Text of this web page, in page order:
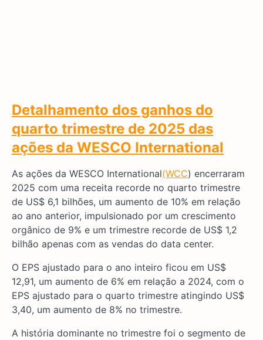
Detalhamento dos ganhos do
quarto trimestre de 2025 das
ações da WESCO International
As ações da WESCO International(WCC) encerraram
2025 com uma receita recorde no quarto trimestre
de US$ 6,1 bilhões, um aumento de 10% em relação
ao ano anterior, impulsionado por um crescimento
orgânico de 9% e um trimestre recorde de US$ 1,2
bilhão apenas com as vendas do data center.
O EPS ajustado para o ano inteiro ficou em US$
12,91, um aumento de 6% em relação a 2024, com o
EPS ajustado para o quarto trimestre atingindo US$
3,40, um aumento de 8% no trimestre.
A história dominante no trimestre foi o segmento de